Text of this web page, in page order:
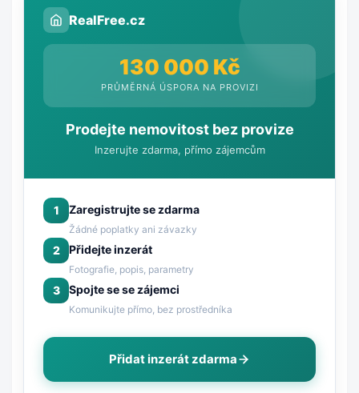
RealFree.cz
130 000 Kč
PRŮMĚRNÁ ÚSPORA NA PROVIZI
Prodejte nemovitost bez provize
Inzerujte zdarma, přímo zájemcům
1 Zaregistrujte se zdarma
Žádné poplatky ani závazky
2 Přidejte inzerát
Fotografie, popis, parametry
3 Spojte se se zájemci
Komunikujte přímo, bez prostředníka
Přidat inzerát zdarma